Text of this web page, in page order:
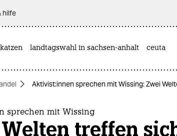
hilfe
katzen landtagswahl in sachsen-anhalt ceuta
Ak­ti­vis­t:in­nen sprechen mit Wissing: Zwei
sprechen mit Wissing
treffen